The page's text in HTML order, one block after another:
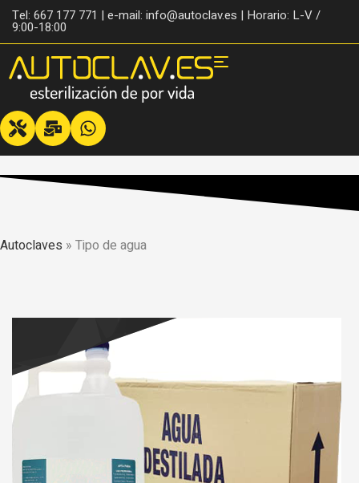
Tel: 667 177 771 | e-mail: info@autoclav.es | Horario: L-V /
9:00-18:00
Autoclaves » Tipo de agua